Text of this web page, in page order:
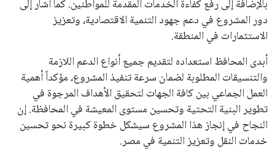
بالإضافة إلى رفع كفاءة الخدمات المقدمة للمواطنين. كما أشار إلى
دور المشروع في دعم جهود التنمية الاقتصادية، وتعزيز
الاستثمارات في المنطقة.
أبدى المحافظ استعداده لتقديم جميع أنواع الدعم اللازمة
والتنسيقات المطلوبة لضمان سرعة تنفيذ المشروع، مؤكداً أهمية
العمل الجماعي بين كافة الجهات لتحقيق الأهداف المرجوة في
تطوير البنية التحتية وتحسين مستوى المعيشة في المحافظة. إن
النجاح في إنجاز هذا المشروع سيشكل خطوة كبيرة نحو تحسين
خدمات النقل وتعزيز التنمية في مصر.